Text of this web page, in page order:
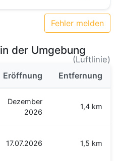
Fehler melden
der Umgebung
(Luftlinie)
Eröffnung Entfernung
Dezember
2026
1,4 km
17.07.2026 1,5 km